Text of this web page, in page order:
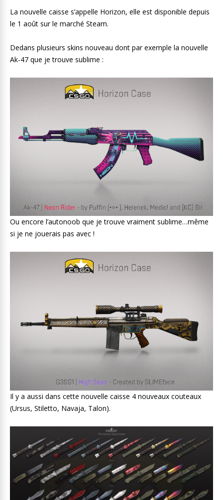
La nouvelle caisse s’appelle Horizon, elle est disponible depuis
le 1 août sur le marché Steam.
Dedans plusieurs skins nouveau dont par exemple la nouvelle
Ak-47 que je trouve sublime :
Ou encore l’autonoob que je trouve vraiment sublime…même
si je ne jouerais pas avec !
Il y a aussi dans cette nouvelle caisse 4 nouveaux couteaux
(Ursus, Stiletto, Navaja, Talon).